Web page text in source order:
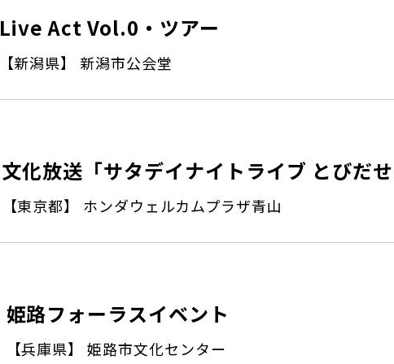
Live Act Vol.0・ツアー
【新潟県】 新潟市公会堂
文化放送「サタデイナイトライブ とびだ
【東京都】 ホンダウェルカムプラザ青山
姫路フォーラスイベント
【兵庫県】 姫路市文化センター